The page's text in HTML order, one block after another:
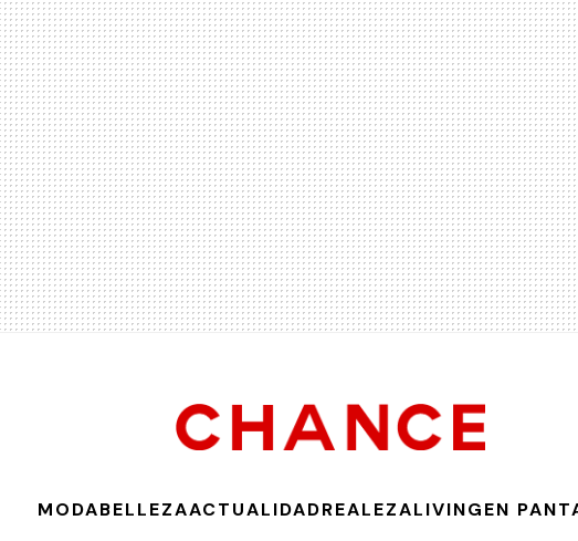
MODABELLEZAACTUALIDADREALEZALIVINGEN